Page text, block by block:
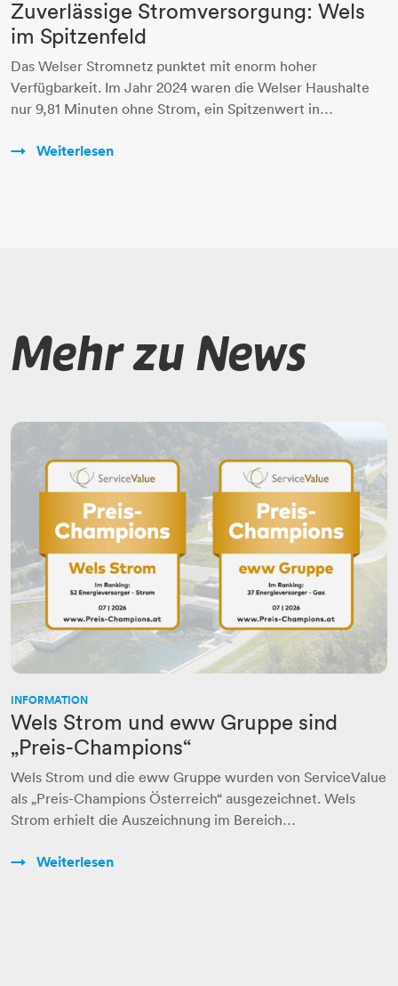
Zuverlässige Stromversorgung: Wels
im Spitzenfeld
Das Welser Stromnetz punktet mit enorm hoher
Verfügbarkeit. Im Jahr 2024 waren die Welser Haushalte
nur 9,81 Minuten ohne Strom, ein Spitzenwert in…
Weiterlesen
Mehr zu News
INFORMATION
Wels Strom und eww Gruppe sind
„Preis-Champions“
Wels Strom und die eww Gruppe wurden von ServiceValue
als „Preis-Champions Österreich“ ausgezeichnet. Wels
Strom erhielt die Auszeichnung im Bereich…
Weiterlesen